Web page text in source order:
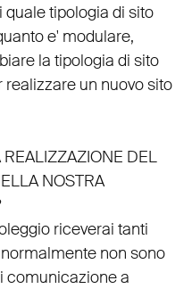
tipologia di sito
e' modulare,
la tipologia di sito
un nuovo sito
REALIZZAZIONE DEL
NOSTRA
riceverai tanti
non sono
comunicazione a